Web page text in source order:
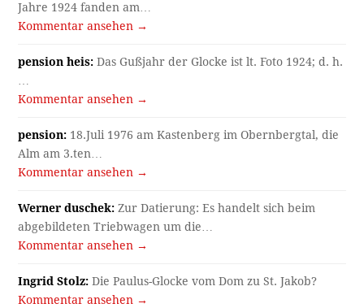
Jahre 1924 fanden am…
Kommentar ansehen →
pension heis: Das Gußjahr der Glocke ist lt. Foto 1924; d. h.
…
Kommentar ansehen →
pension: 18.Juli 1976 am Kastenberg im Obernbergtal, die
Alm am 3.ten…
Kommentar ansehen →
Werner duschek: Zur Datierung: Es handelt sich beim
abgebildeten Triebwagen um die…
Kommentar ansehen →
Ingrid Stolz: Die Paulus-Glocke vom Dom zu St. Jakob?
Kommentar ansehen →